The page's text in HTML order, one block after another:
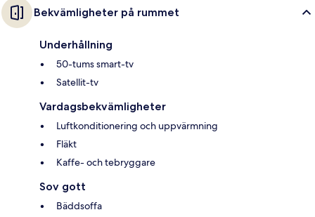
Bekvämligheter på rummet
Underhållning
50-tums smart-tv
Satellit-tv
Vardagsbekvämligheter
Luftkonditionering och uppvärmning
Fläkt
Kaffe- och tebryggare
Sov gott
Bäddsoffa